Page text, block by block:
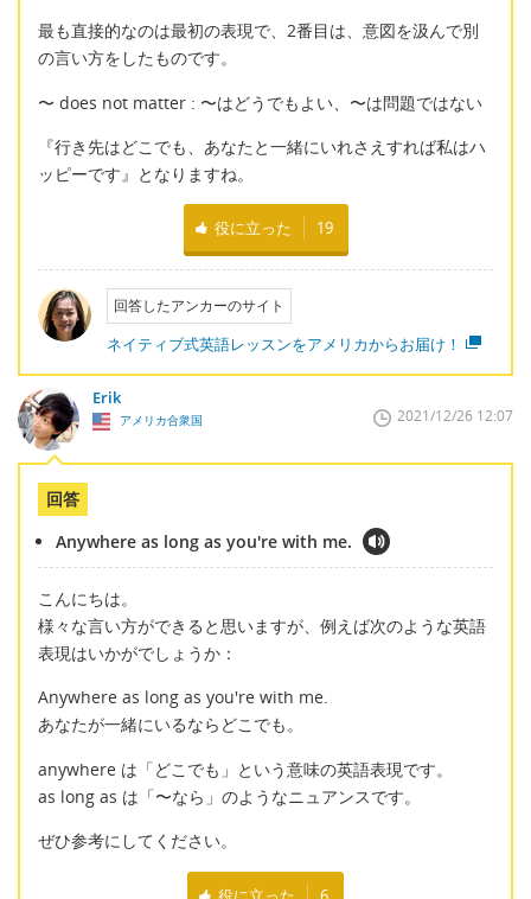
最も直接的なのは最初の表現で、2番目は、意図を汲んで別
の言い方をしたものです。
〜 does not matter : 〜はどうでもよい、〜は問題ではない
『行き先はどこでも、あなたと一緒にいれさえすれば私はハ
ッピーです』となりますね。
役に立った 19
回答したアンカーのサイト
ネイティブ式英語レッスンをアメリカからお届け！
Erik
アメリカ合衆国 2021/12/26 12:07
回答
Anywhere as long as you're with me.
こんにちは。
様々な言い方ができると思いますが、例えば次のような英語
表現はいかがでしょうか：
Anywhere as long as you're with me.
あなたが一緒にいるならどこでも。
anywhere は「どこでも」という意味の英語表現です。
as long as は「〜なら」のようなニュアンスです。
ぜひ参考にしてください。